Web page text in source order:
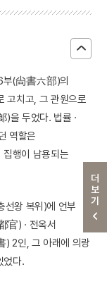
더보기
부(尙書六部)의
치고, 그 관원으로
)을 두었다. 법률 ·
역할은
행이 남용되는
왕 복위)에 언부
官) · 전옥서
) 2인, 그 아래에 의랑
었다.